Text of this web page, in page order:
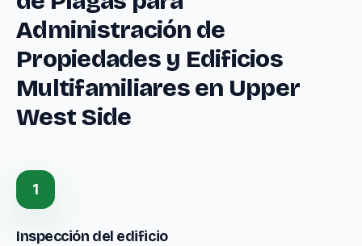
Administración de
Propiedades y Edificios
Multifamiliares en Upper
West Side
1
Inspección del edificio